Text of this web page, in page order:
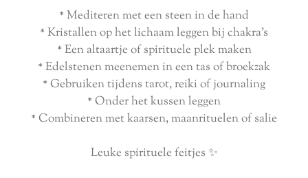
* Mediteren met een steen in de hand
* Kristallen op het lichaam leggen bij chakra's
* Een altaartje of spirituele plek maken
* Edelstenen meenemen in een tas of broekzak
* Gebruiken tijdens tarot, reiki of journaling
* Onder het kussen leggen
* Combineren met kaarsen, maanrituelen of salie
Leuke spirituele feitjes ✨